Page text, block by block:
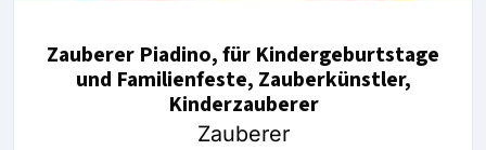
Zauberer Piadino, für Kindergeburtstage
und Familienfeste, Zauberkünstler,
Kinderzauberer
Zauberer